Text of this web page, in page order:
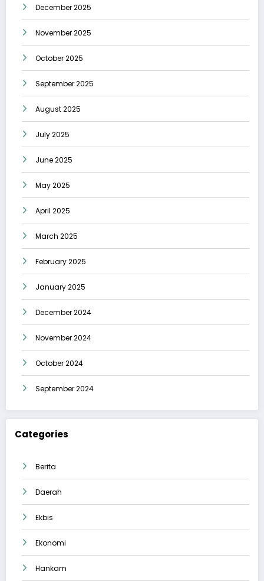
December 2025
November 2025
October 2025
September 2025
August 2025
July 2025
June 2025
May 2025
April 2025
March 2025
February 2025
January 2025
December 2024
November 2024
October 2024
September 2024
Categories
Berita
Daerah
Ekbis
Ekonomi
Hankam